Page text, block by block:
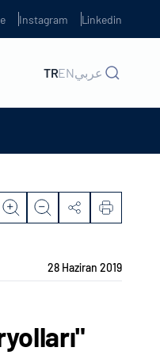
Instagram Linkedin
TRENعربي
28 Haziran 2019